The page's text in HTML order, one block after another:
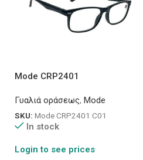
Mode CRP2401
Γυαλιά οράσεως, Mode
SKU: Mode CRP2401 C01
In stock
Login to see prices